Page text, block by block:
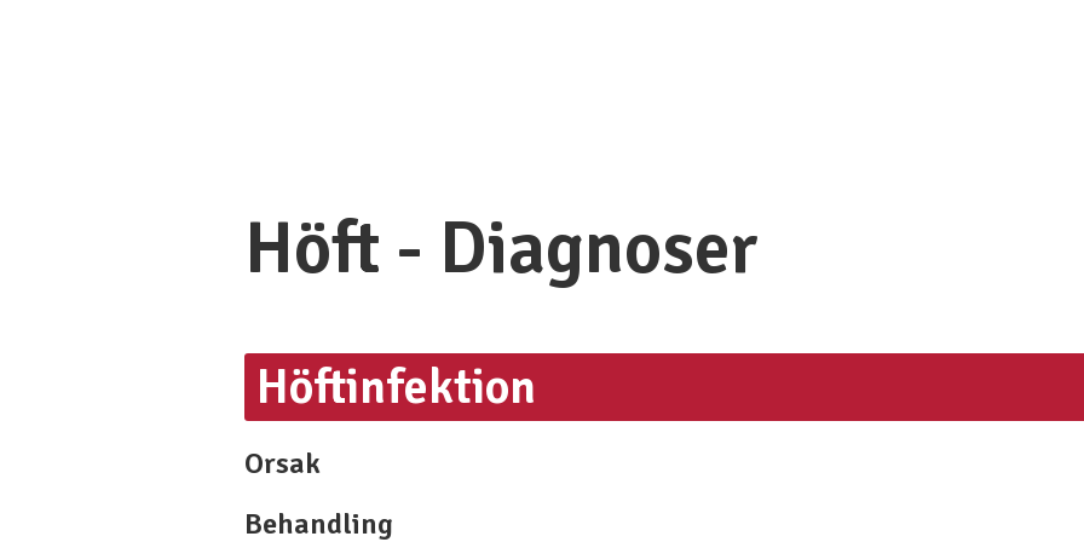
Höft - Diagnoser
Höftinfektion
Orsak
Behandling